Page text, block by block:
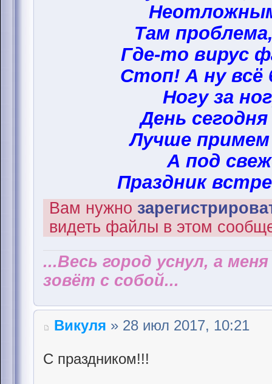
Там
Где-то вирус
Стоп! А ну всё
Ногу за
День
Лучше
А под
Праздник
Вам нужно
видеть файлы в этом
...Весь город уснул, а
зовёт с собой...
Викуля » 28 июл 2017, 10:21
С праздником!!!